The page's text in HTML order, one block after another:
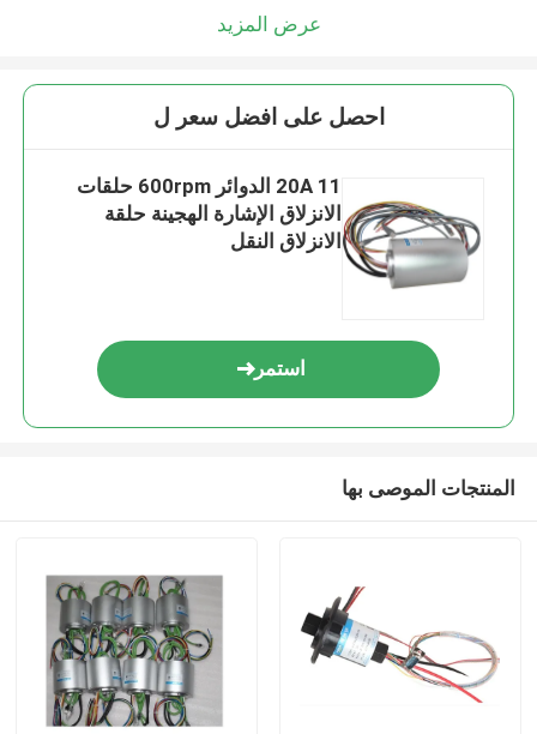
عرض المزيد
احصل على افضل سعر ل
20A 11 الدوائر 600rpm حلقات
الانزلاق الإشارة الهجينة حلقة
الانزلاق النقل
استمر
المنتجات الموصى بها